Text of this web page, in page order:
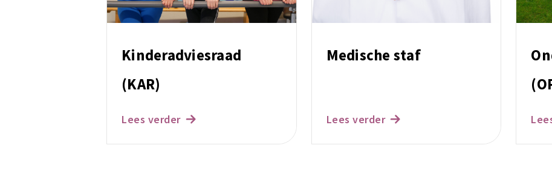
Kinderadviesraad
(KAR)
Lees verder
Medische staf
Lees verder